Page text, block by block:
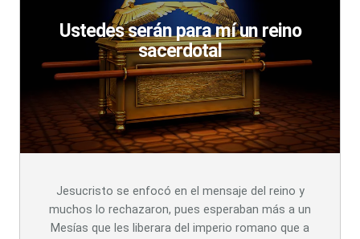
Ustedes serán para mí un reino
sacerdotal
Jesucristo se enfocó en el mensaje del reino y
muchos lo rechazaron, pues esperaban más a un
Mesías que les liberara del imperio romano que a